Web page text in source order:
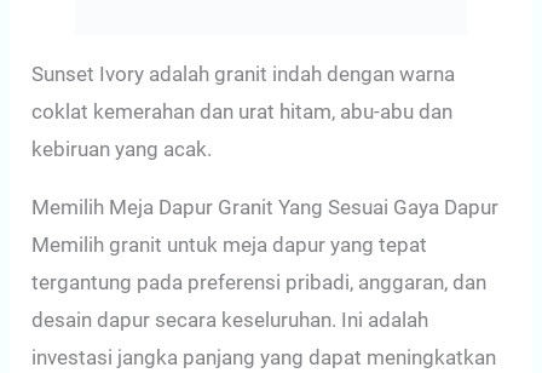
Sunset Ivory adalah granit indah dengan warna
coklat kemerahan dan urat hitam, abu-abu dan
kebiruan yang acak.
Memilih Meja Dapur Granit Yang Sesuai Gaya Dapur
Memilih granit untuk meja dapur yang tepat
tergantung pada preferensi pribadi, anggaran, dan
desain dapur secara keseluruhan. Ini adalah
investasi jangka panjang yang dapat meningkatkan